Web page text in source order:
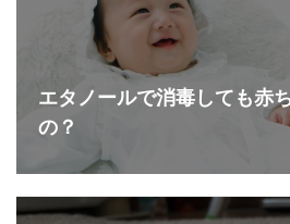
エタノールで消毒しても赤
の？